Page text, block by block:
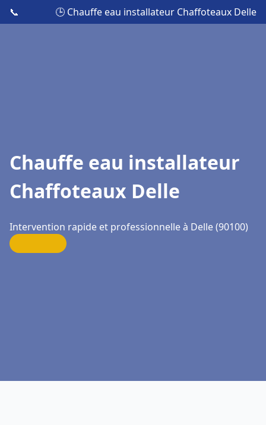
📞 🕒 Chauffe eau installateur Chaffoteaux Delle
Chauffe eau installateur
Chaffoteaux Delle
Intervention rapide et professionnelle à Delle (90100)